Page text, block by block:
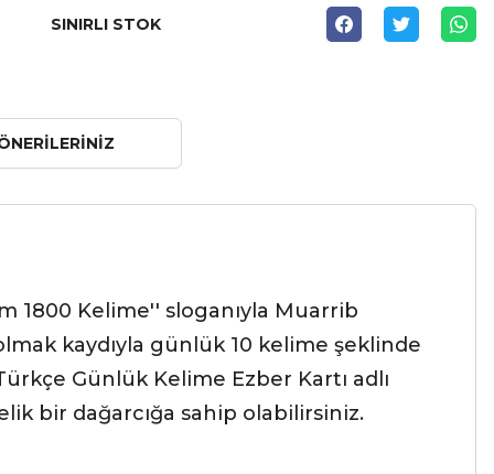
SINIRLI STOK
1800 Kelime'' sloganıyla Muarrib
kaydıyla günlük 10 kelime şeklinde
Günlük Kelime Ezber Kartı adlı
bir dağarcığa sahip olabilirsiniz.